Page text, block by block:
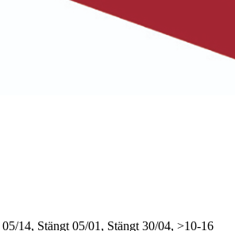
05/14, Stängt 05/01, Stängt 30/04, >10-16